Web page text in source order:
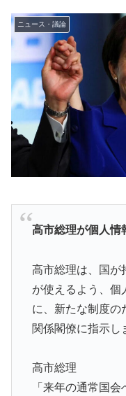
辺のトマトに砂糖
大問題にw
▶ 「1個9,983キロカ
量」店名は『心臓
が起きた日
▶
スカトロ野郎「
べられるぞ」←こ
日本「俺は有名
▶ 外国人「日本の未
ゴール！久保建英
▶ 海外「素晴らしい
▶ 韓国人「我が国が
に深刻である理由
▶ 海外「さすが日本
かる数字に海外が
ニュース・議論
高市総理が個人情
高市総理は、国が
が使えるよう、個
に、新たな制度の
関係閣僚に指示し
高市総理
「来年の通常国